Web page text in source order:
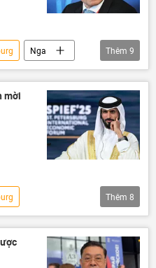
Nga
Uzbekistan
tế
SPIEF 2025
Thêm 9
mời
Thêm 8